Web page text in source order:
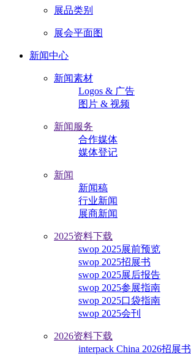
展品类别
展会平面图
新闻中心
新闻素材
Logos & 广告
图片 & 视频
新闻服务
合作媒体
媒体登记
新闻
新闻稿
行业新闻
展商新闻
2025资料下载
swop 2025展前预览
swop 2025招展书
swop 2025展后报告
swop 2025参展指南
swop 2025口袋指南
swop 2025会刊
2026资料下载
interpack China 2026招展书